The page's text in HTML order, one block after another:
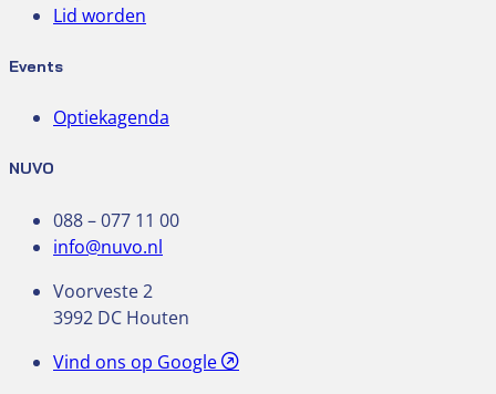
Lid worden
Events
Optiekagenda
NUVO
088 – 077 11 00
info@nuvo.nl
Voorveste 2
3992 DC Houten
Vind ons op Google